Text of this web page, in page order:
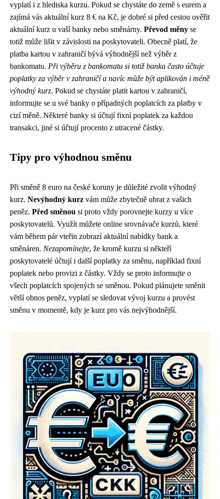
vyplatí i z hlediska kurzu. Pokud se chystáte do země s eurem a
zajímá vás aktuální kurz 8 € na Kč, je dobré si před cestou ověřit
aktuální kurz u vaší banky nebo směnárny. Převod měny se
totiž může lišit v závislosti na poskytovateli. Obecně platí, že
platba kartou v zahraničí bývá výhodnější než výběr z
bankomatu. Při výběru z bankomatu si totiž banka často účtuje
poplatky za výběr v zahraničí a navíc může být aplikován i méně
výhodný kurz. Pokud se chystáte platit kartou v zahraničí,
informujte se u své banky o případných poplatcích za platby v
cizí měně. Některé banky si účtují fixní poplatek za každou
transakci, jiné si účtují procento z utracené částky.
Tipy pro výhodnou směnu
Při směně 8 euro na české koruny je důležité zvolit výhodný
kurz. Nevýhodný kurz vám může zbytečně ubrat z vašich
peněz. Před směnou si proto vždy porovnejte kurzy u více
poskytovatelů. Využít můžete online srovnávače kurzů, které
vám během pár vteřin zobrazí aktuální nabídky bank a
směnáren. Nezapomínejte, že kromě kurzu si někteří
poskytovatelé účtují i další poplatky za směnu, například fixní
poplatek nebo provizi z částky. Vždy se proto informujte o
všech poplatcích spojených se směnou. Pokud plánujete směnit
větší obnos peněz, vyplatí se sledovat vývoj kurzu a provést
směnu v momentě, kdy je kurz pro vás nejvýhodnější.